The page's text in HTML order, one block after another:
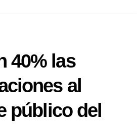
40% las
al
público del